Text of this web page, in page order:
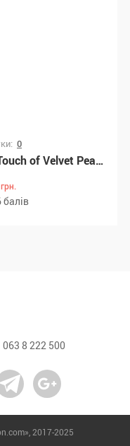
0
Вібратор Rocks Off RO-90mm Touch of Velvet Peacock Petals
грн.
балів
063 8 222 500
2017-2025